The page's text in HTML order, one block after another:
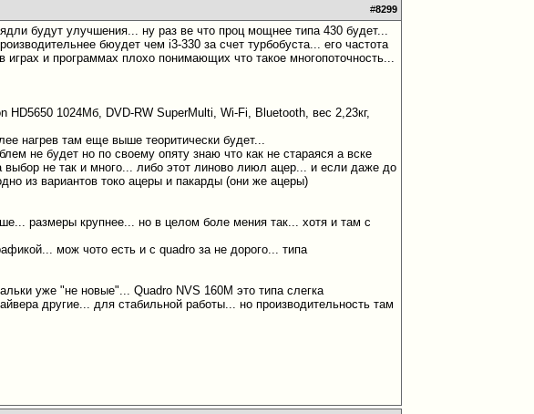
#8299
будут улучшения... ну раз ве что проц мощнее типа 430 будет...
бюудет чем i3-330 за счет турбобуста... его частота
и программах плохо понимающих что такое многопоточность...
1024Мб, DVD-RW SuperMulti, Wi-Fi, Bluetooth, вес 2,23кг,
нагрев там еще выше теоритически будет...
не будет но по своему опяту знаю что как не стараяся а вске
выбор не так и много... либо этот линово лиюл ацер... и если даже до
из вариантов токо ацеры и пакарды (они же ацеры)
размеры крупнее... но в целом боле мения так... хотя и там с
мож чото есть и с quadro за не дорого... типа
уже "не новые"... Quadro NVS 160M это типа слегка
другие... для стабильной работы... но производительность там